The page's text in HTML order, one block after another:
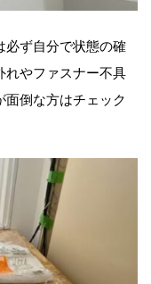
必ず自分で状態の確
れやファスナー不具
倒な方はチェック